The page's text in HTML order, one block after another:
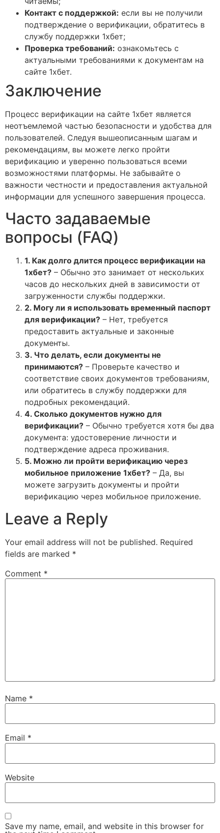
Контакт с поддержкой: если вы не получили
подтверждение о верификации, обратитесь в
службу поддержки 1хбет;
Проверка требований: ознакомьтесь с
актуальными требованиями к документам на
сайте 1хбет.
Заключение
Процесс верификации на сайте 1хбет является
неотъемлемой частью безопасности и удобства для
пользователей. Следуя вышеописанным шагам и
рекомендациям, вы можете легко пройти
верификацию и уверенно пользоваться всеми
возможностями платформы. Не забывайте о
важности честности и предоставления актуальной
информации для успешного завершения процесса.
Часто задаваемые
вопросы (FAQ)
1. Как долго длится процесс верификации на
1хбет? – Обычно это занимает от нескольких
часов до нескольких дней в зависимости от
загруженности службы поддержки.
2. Могу ли я использовать временный паспорт
для верификации? – Нет, требуется
предоставить актуальные и законные
документы.
3. Что делать, если документы не
принимаются? – Проверьте качество и
соответствие своих документов требованиям,
или обратитесь в службу поддержки для
подробных рекомендаций.
4. Сколько документов нужно для
верификации? – Обычно требуется хотя бы два
документа: удостоверение личности и
подтверждение адреса проживания.
5. Можно ли пройти верификацию через
мобильное приложение 1хбет? – Да, вы
можете загрузить документы и пройти
верификацию через мобильное приложение.
Leave a Reply
Your email address will not be published. Required
fields are marked *
Comment *
Name *
Email *
Website
Save my name, email, and website in this browser for